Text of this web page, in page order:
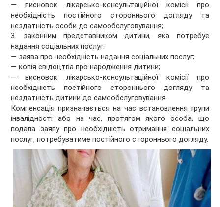
— висновок лікарсько-консультаційної комісії про
необхідність постійного стороннього догляду та
нездатність особи до самообслуговування;
3. законним представником дитини, яка потребує
надання соціальних послуг:
— заява про необхідність надання соціальних послуг;
— копія свідоцтва про народження дитини;
— висновок лікарсько-консультаційної комісії про
необхідність постійного стороннього догляду та
нездатність дитини до самообслуговування.
Компенсація призначається на час встановлення групи
інвалідності або на час, протягом якого особа, що
подала заяву про необхідність отримання соціальних
послуг, потребуватиме постійного стороннього догляду.